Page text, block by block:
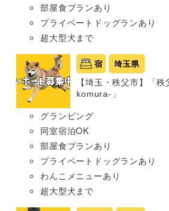
部屋食プランあり
プライベートドッグランあり
超大型犬まで
宿 埼玉県
【埼玉・秩父市】「
komura-」
グランピング
同室宿泊OK
部屋食プランあり
プライベートドッグランあり
わんこメニューあり
超大型犬まで